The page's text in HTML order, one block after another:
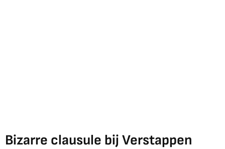
Bizarre clausule bij Verstappen